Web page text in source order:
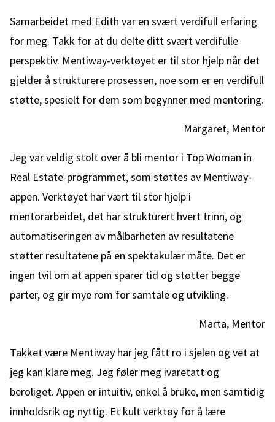
Samarbeidet med Edith var en svært verdifull erfaring
for meg. Takk for at du delte ditt svært verdifulle
perspektiv. Mentiway-verktøyet er til stor hjelp når det
gjelder å strukturere prosessen, noe som er en verdifull
støtte, spesielt for dem som begynner med mentoring.
Margaret, Mentor
Jeg var veldig stolt over å bli mentor i Top Woman in
Real Estate-programmet, som støttes av Mentiway-
appen. Verktøyet har vært til stor hjelp i
mentorarbeidet, det har strukturert hvert trinn, og
automatiseringen av målbarheten av resultatene
støtter resultatene på en spektakulær måte. Det er
ingen tvil om at appen sparer tid og støtter begge
parter, og gir mye rom for samtale og utvikling.
Marta, Mentor
Takket være Mentiway har jeg fått ro i sjelen og vet at
jeg kan klare meg. Jeg føler meg ivaretatt og
beroliget. Appen er intuitiv, enkel å bruke, men samtidig
innholdsrik og nyttig. Et kult verktøy for å lære